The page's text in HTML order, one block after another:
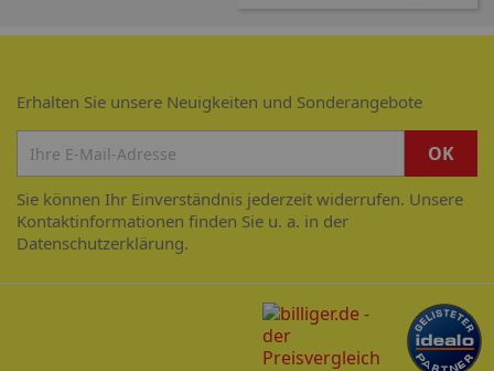
Erhalten Sie unsere Neuigkeiten und Sonderangebote
Sie können Ihr Einverständnis jederzeit widerrufen. Unsere
Kontaktinformationen finden Sie u. a. in der
Datenschutzerklärung.